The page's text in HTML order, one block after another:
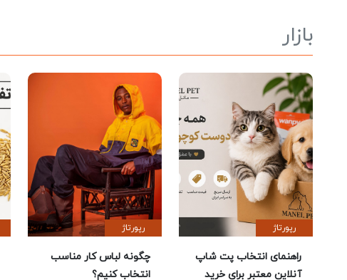
بازار
رپورتاژ
راهنمای انتخاب پت شاپ
آنلاین معتبر برای خرید
رپورتاژ
چگونه لباس کار مناسب
انتخاب کنیم؟